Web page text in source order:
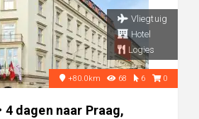
Vliegtuig
Hotel
Logies
+80.0km 68 6 0
4 dagen naar Praag,